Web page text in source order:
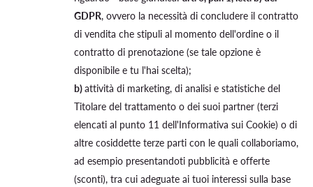
GDPR, ovvero la necessità di concludere il contratto
di vendita che stipuli al momento dell'ordine o il
contratto di prenotazione (se tale opzione è
disponibile e tu l'hai scelta);
b)attività di marketing, di analisi e statistiche del
Titolare del trattamento o dei suoi partner (terzi
elencati al punto 11 dell'Informativa sui Cookie) o di
altre cosiddette terze parti con le quali collaboriamo,
ad esempio presentandoti pubblicità e offerte
(sconti), tra cui adeguate ai tuoi interessi sulla base